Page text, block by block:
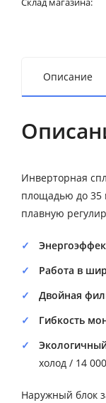
Описание
Инверторная
площадью до 35
плавную
Работа в
Двойная
Гибкость
холод / 14
Наружный блок